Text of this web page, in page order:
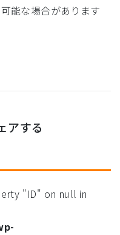
能な場合があります
アする
"ID" on null in